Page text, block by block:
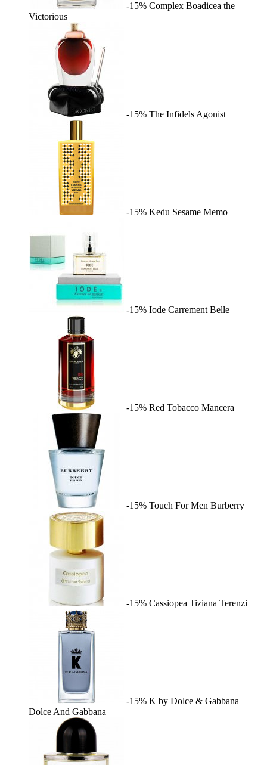
-15% Complex Boadicea the
Victorious
-15% The Infidels Agonist
-15% Kedu Sesame Memo
-15% Iode Carrement Belle
-15% Red Tobacco Mancera
-15% Touch For Men Burberry
-15% Cassiopea Tiziana Terenzi
-15% K by Dolce & Gabbana
Dolce And Gabbana